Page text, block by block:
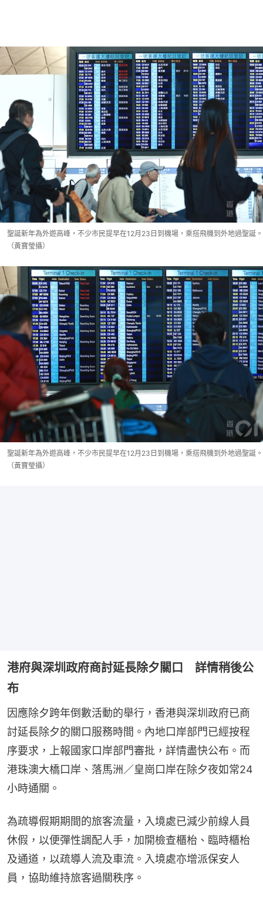
聖誕新年為外遊高峰，不少市民提早在12月23日到機場，乘搭飛機到外地過聖誕。
（黃寶瑩攝）
聖誕新年為外遊高峰，不少市民提早在12月23日到機場，乘搭飛機到外地過聖誕。
（黃寶瑩攝）
港府與深圳政府商討延長除夕關口 詳情稍後公
布
因應除夕跨年倒數活動的舉行，香港與深圳政府已商
討延長除夕的關口服務時間。內地口岸部門已經按程
序要求，上報國家口岸部門審批，詳情盡快公布。而
港珠澳大橋口岸、落馬洲／皇崗口岸在除夕夜如常24
小時通關。
為疏導假期期間的旅客流量，入境處已減少前線人員
休假，以便彈性調配人手，加開檢查櫃枱、臨時櫃枱
及通道，以疏導人流及車流。入境處亦增派保安人
員，協助維持旅客過關秩序。